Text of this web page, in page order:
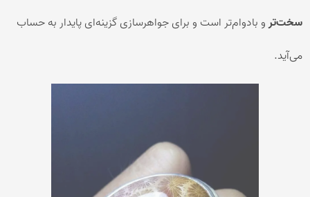
سخت‌ترو بادوام‌تر است و برای جواهرسازی گزینه‌ای پایدار به حساب
می‌آید.